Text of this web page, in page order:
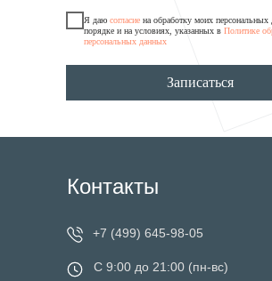
Я даю согласие на обработку моих
порядке и на условиях, указанных в Политике
персональных данных
Записаться
Контакты
+7 (499) 645-98-05
C 9:00 до 21:00 (пн-вс)